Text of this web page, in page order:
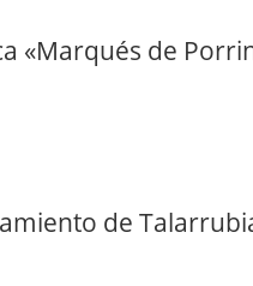
«Marqués de
de